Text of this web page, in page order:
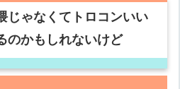
じゃなくてトロコンいい
のかもしれないけど